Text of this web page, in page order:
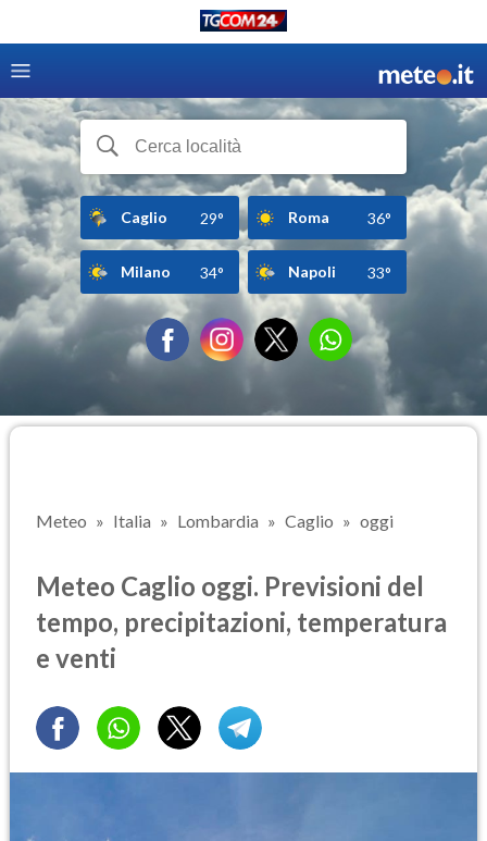
Caglio 29° Roma 36°
Milano 34° Napoli 33°
Meteo Italia Lombardia Caglio oggi
Meteo Caglio oggi. Previsioni del
tempo, precipitazioni, temperatura
e venti